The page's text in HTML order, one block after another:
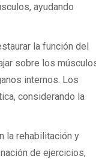
ayudando
la función del
sobre los
internos. Los
considerando la
la rehabilitación y
de ejercicios,